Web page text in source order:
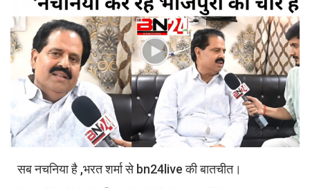
सब नचनिया है ,भरत शर्मा से bn24live की बातचीत।